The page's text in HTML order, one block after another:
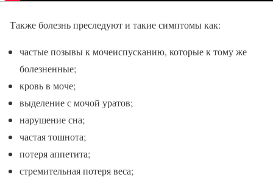
Также болезнь преследуют и такие симптомы как:
частые позывы к мочеиспусканию, которые к тому же
болезненные;
кровь в моче;
выделение с мочой уратов;
нарушение сна;
частая тошнота;
потеря аппетита;
стремительная потеря веса;